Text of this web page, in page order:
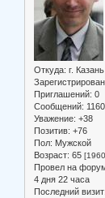
Откуда: г. Казань
Зарегистрирован
Приглашений: 0
Сообщений: 1160
Уважение: +38
Позитив: +76
Пол: Мужской
Возраст: 65
Провел на
4 дня 22 часа
Последний визит: